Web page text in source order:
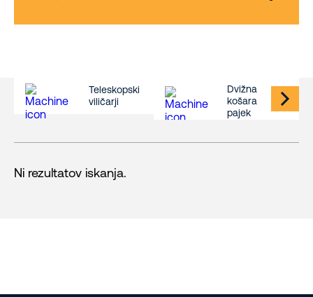
Teleskopski
viličarji
Dvižna
košara
pajek
Ni rezultatov iskanja.